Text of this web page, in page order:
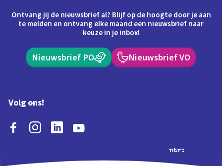
Ontvang jij de nieuwsbrief al? Blijf op de hoogte door je aan
te melden en ontvang elke maand een nieuwsbrief naar
keuze in je inbox!
Nieuwsbrief PO Nieuwsbrief VO
Volg ons!